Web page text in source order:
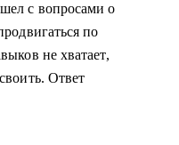
с вопросами о
по
не хватает,
Ответ